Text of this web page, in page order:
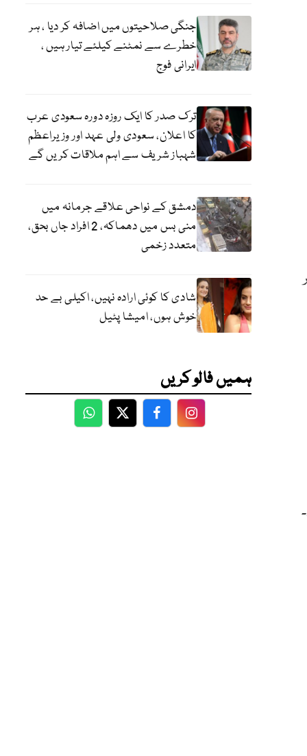
جنگی صلاحیتوں میں اضافہ کر دیا ، ہر
خطرے سے نمٹنے کیلئے تیار ہیں ،
ایرانی فوج
ترک صدر کا ایک روزہ دورہ سعودی عرب
کا اعلان، سعودی ولی عہد اور وزیراعظم
شہباز شریف سے اہم ملاقات کریں گے
دمشق کے نواحی علاقے جرمانہ میں
منی بس میں دھماکہ، 2 افراد جاں بحق،
متعدد زخمی
شادی کا کوئی ارادہ نہیں، اکیلی بے حد
خوش ہوں، امیشا پٹیل
ہمیں فالو کریں
WhatsApp
TwitterFacebookFacebook